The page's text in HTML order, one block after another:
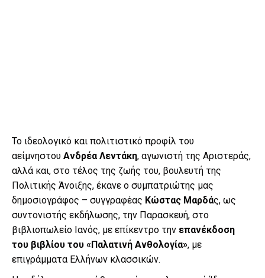
Το ιδεολογικό και πολιτιστικό προφίλ του
αείμνηστου Ανδρέα Λεντάκη, αγωνιστή της Αριστεράς,
αλλά και, στο τέλος της ζωής του, βουλευτή της
Πολιτικής Άνοιξης, έκανε ο συμπατριώτης μας
δημοσιογράφος – συγγραφέας Κώστας Μαρδάς, ως
συντονιστής εκδήλωσης, την Παρασκευή, στο
βιβλιοπωλείο Ιανός, με επίκεντρο την επανέκδοση
του βιβλίου του «Παλατινή Ανθολογία», με
επιγράμματα Ελλήνων κλασσικών.